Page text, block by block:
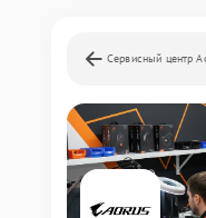
Сервисный центр